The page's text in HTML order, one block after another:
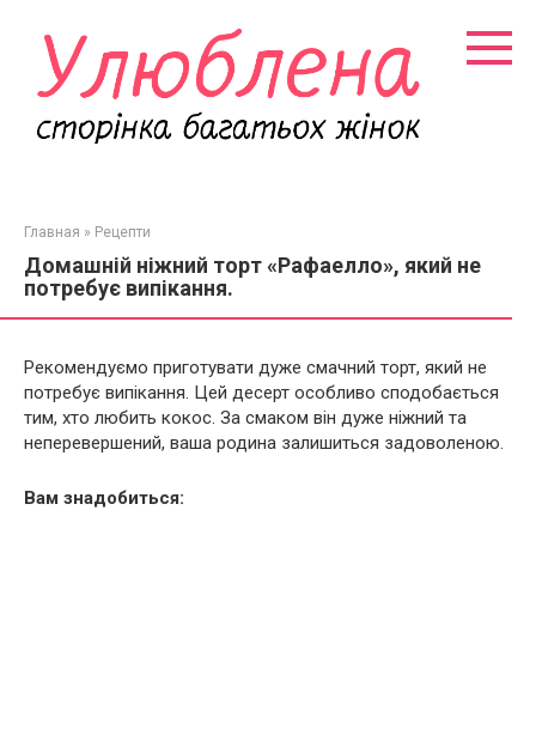
контенту
Главная » Рецепти
Домашній ніжний торт «Рафаелло», який не
потребує випікання.
Рекомендуємо приготувати дуже смачний торт, який не
потребує випікання. Цей десерт особливо сподобається
тим, хто любить кокос. За смаком він дуже ніжний та
неперевершений, ваша родина залишиться задоволеною.
Вам знадобиться: